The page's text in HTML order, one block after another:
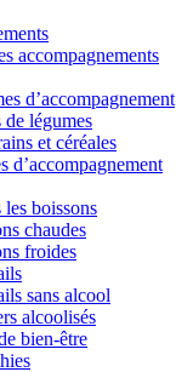
accompagnements
d’accompagnement
de légumes
et céréales
d’accompagnement
les boissons
chaudes
froides
sans alcool
alcoolisés
bien-être